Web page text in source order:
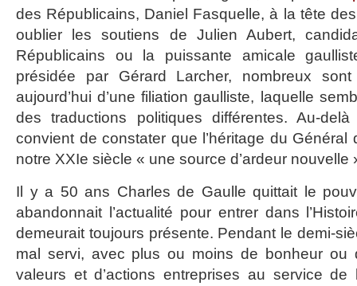
des Républicains, Daniel Fasquelle, à la tête
oublier les soutiens de Julien Aubert,
Républicains ou la puissante amicale
présidée par Gérard Larcher, nombreux
aujourd’hui d’une filiation gaulliste, laquelle
des traductions politiques différentes. Au-
convient de constater que l’héritage du
notre XXIe siècle « une source d’ardeur nouvelle
Il y a 50 ans Charles de Gaulle quittait le
abandonnait l’actualité pour entrer dans
demeurait toujours présente. Pendant le demi-
mal servi, avec plus ou moins de bonheur ou
valeurs et d’actions entreprises au service